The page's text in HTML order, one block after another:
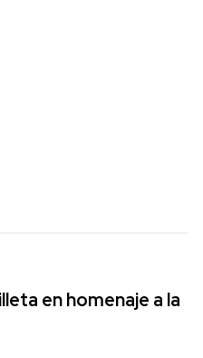
en homenaje a la